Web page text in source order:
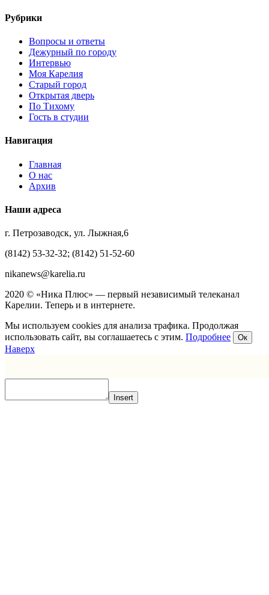
Рубрики
Вопросы и ответы
Дежурный по городу
Интервью
Моя Карелия
Старый город
Открытая дверь
По Тихому
Гость в студии
Навигация
Главная
О нас
Архив
Наши адреса
г. Петрозаводск, ул. Лыжная,6
(8142) 53-32-32; (8142) 51-52-60
nikanews@karelia.ru
2020 © «Ника Плюс» — первый независимый телеканал
Карелии. Теперь и в интернете.
Мы используем cookies для анализа трафика. Продолжая
использовать сайт, вы соглашаетесь с этим. Подробнее Ок
Наверх
Insert